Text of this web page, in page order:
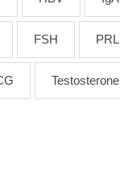
PRL
FSH
Testosterone